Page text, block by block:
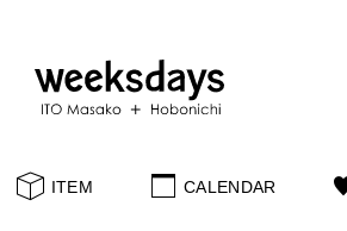
ITEM CALENDAR